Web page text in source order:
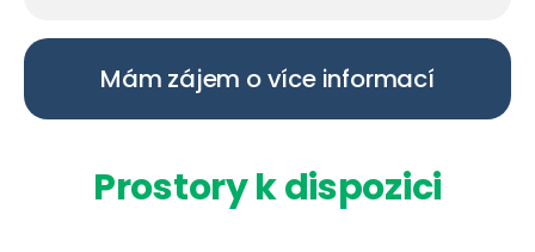
Mám zájem o více informací
Prostory k dispozici